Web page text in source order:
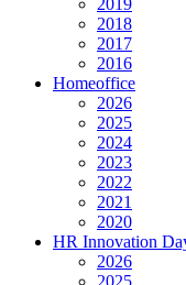
2019
2018
2017
2016
Homeoffice
2026
2025
2024
2023
2022
2021
2020
HR Innovation
2026
2025